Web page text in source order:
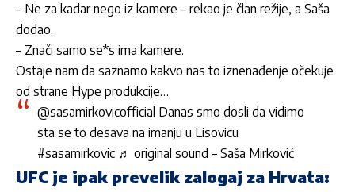
– Ne za kadar nego iz kamere – rekao je član režije, a Saša
dodao.
– Znači samo se*s ima kamere.
Ostaje nam da saznamo kakvo nas to iznenađenje očekuje
od strane Hype produkcije…
@sasamirkovicofficial Danas smo dosli da vidimo
sta se to desava na imanju u Lisovicu
#sasamirkovic ♬ original sound – Saša Mirković
UFC je ipak prevelik zalogaj za Hrvata: